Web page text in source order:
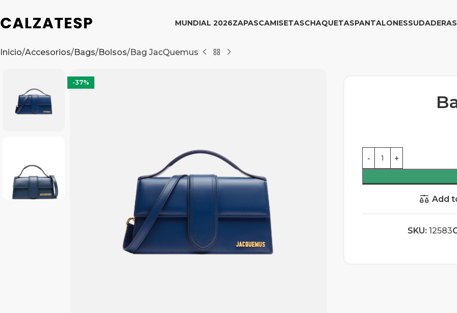
MUNDIAL 2026ZAPASCAMISETASCHAQUETASPANTALONESSUDADERAS
Inicio Accesorios Bags Bolsos Bag JacQuemus
-37%
Add
SKU: 12583